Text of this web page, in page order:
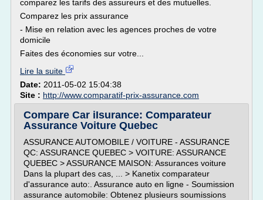
comparez les tarifs des assureurs et des mutuelles.
Comparez les prix assurance
- Mise en relation avec les agences proches de votre
domicile
Faites des économies sur votre...
Lire la suite
Date: 2011-05-02 15:04:38
Site : http://www.comparatif-prix-assurance.com
Compare Car iIsurance: Comparateur
Assurance Voiture Quebec
ASSURANCE AUTOMOBILE / VOITURE - ASSURANCE
QC: ASSURANCE QUEBEC > VOITURE: ASSURANCE
QUEBEC > ASSURANCE MAISON: Assurances voiture
Dans la plupart des cas, ... > Kanetix comparateur
d'assurance auto:. Assurance auto en ligne - Soumission
assurance automobile: Obtenez plusieurs soumissions